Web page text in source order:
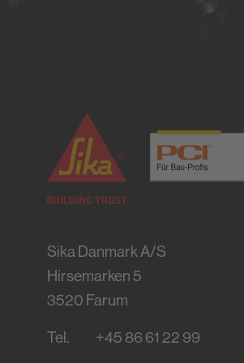
Sika Danmark A/S
Hirsemarken 5
3520 Farum
Tel. +45 86 61 22 99